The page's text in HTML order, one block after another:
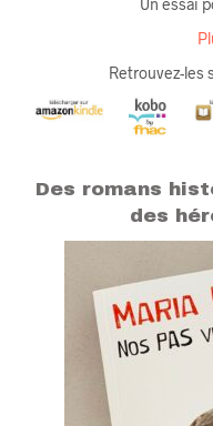
Un essai
Retrouvez-les
Des romans
des